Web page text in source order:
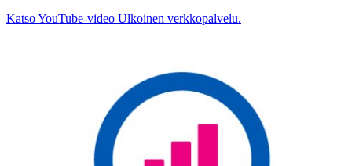
Katso YouTube-video Ulkoinen verkkopalvelu.